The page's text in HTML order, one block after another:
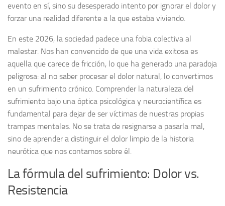
evento en sí, sino su desesperado intento por ignorar el dolor y
forzar una realidad diferente a la que estaba viviendo.
En este 2026, la sociedad padece una fobia colectiva al
malestar. Nos han convencido de que una vida exitosa es
aquella que carece de fricción, lo que ha generado una paradoja
peligrosa: al no saber procesar el dolor natural, lo convertimos
en un sufrimiento crónico. Comprender la naturaleza del
sufrimiento bajo una óptica psicológica y neurocientífica es
fundamental para dejar de ser víctimas de nuestras propias
trampas mentales. No se trata de resignarse a pasarla mal,
sino de aprender a distinguir el dolor limpio de la historia
neurótica que nos contamos sobre él.
La fórmula del sufrimiento: Dolor vs.
Resistencia